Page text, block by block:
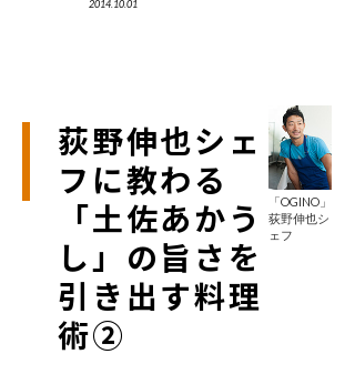
2014.10.01
荻野伸也シェ
フに教わる
「土佐あかう
し」の旨さを
引き出す料理
術②
「OGINO」
荻野伸也シ
ェフ